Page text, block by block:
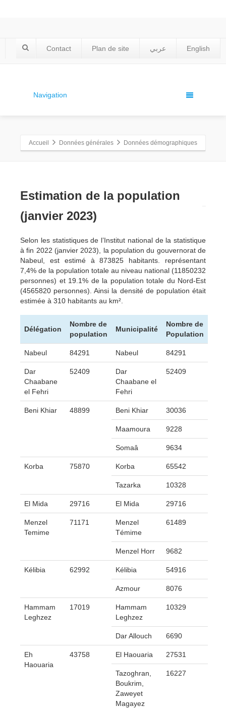
Contact Plan de site عربي English
Navigation
Accueil Données générales Données démographiques
Estimation de la population
(janvier 2023)
Selon les statistiques de l’Institut national de la statistique
à fin 2022 (janvier 2023), la population du gouvernorat de
Nabeul, est estimé à 873825 habitants. représentant
7,4% de la population totale au niveau national (11850232
personnes) et 19.1% de la population totale du Nord-Est
(4565820 personnes). Ainsi la densité de population était
estimée à 310 habitants au km².
Délégation
Nombre de
population
Municipalité
Nombre de
Population
Nabeul 84291 Nabeul 84291
Dar
Chaabane
el Fehri
52409
Dar
Chaabane el
Fehri
52409
Beni Khiar 48899 Beni Khiar 30036
Maamoura 9228
Somaâ 9634
Korba 75870 Korba 65542
Tazarka 10328
El Mida 29716 El Mida 29716
Menzel
Temime
71171
Menzel
Témime
61489
Menzel Horr 9682
Kélibia 62992 Kélibia 54916
Azmour 8076
Hammam
Leghzez
17019
Hammam
Leghzez
10329
Dar Allouch 6690
Eh
Haouaria
43758 El Haouaria 27531
Tazoghran,
Boukrim,
Zaweyet
Magayez
16227